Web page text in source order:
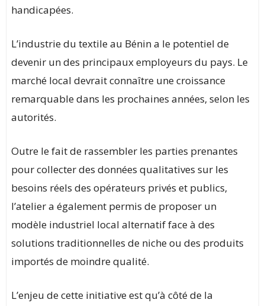
handicapées.
L’industrie du textile au Bénin a le potentiel de
devenir un des principaux employeurs du pays. Le
marché local devrait connaître une croissance
remarquable dans les prochaines années, selon les
autorités.
Outre le fait de rassembler les parties prenantes
pour collecter des données qualitatives sur les
besoins réels des opérateurs privés et publics,
l’atelier a également permis de proposer un
modèle industriel local alternatif face à des
solutions traditionnelles de niche ou des produits
importés de moindre qualité.
L’enjeu de cette initiative est qu’à côté de la